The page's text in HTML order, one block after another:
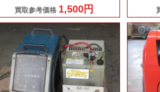
買取参考価格 1,500円